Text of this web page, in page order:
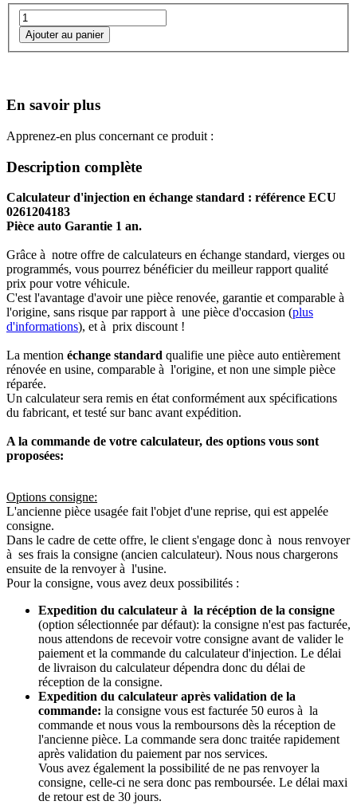
En savoir plus
Apprenez-en plus concernant ce produit :
Description complète
Calculateur d'injection en échange standard : référence ECU
0261204183
Pièce auto Garantie 1 an.
Grâce à notre offre de calculateurs en échange standard, vierges ou
programmés, vous pourrez bénéficier du meilleur rapport qualité
prix pour votre véhicule.
C'est l'avantage d'avoir une pièce renovée, garantie et comparable à
l'origine, sans risque par rapport à une pièce d'occasion (plus
d'informations), et à prix discount !
La mention échange standard qualifie une pièce auto entièrement
rénovée en usine, comparable à l'origine, et non une simple pièce
réparée.
Un calculateur sera remis en état conformément aux spécifications
du fabricant, et testé sur banc avant expédition.
A la commande de votre calculateur, des options vous sont
proposées:
Options consigne:
L'ancienne pièce usagée fait l'objet d'une reprise, qui est appelée
consigne.
Dans le cadre de cette offre, le client s'engage donc à nous renvoyer
à ses frais la consigne (ancien calculateur). Nous nous chargerons
ensuite de la renvoyer à l'usine.
Pour la consigne, vous avez deux possibilités :
Expedition du calculateur à la récéption de la consigne
(option sélectionnée par défaut): la consigne n'est pas facturée,
nous attendons de recevoir votre consigne avant de valider le
paiement et la commande du calculateur d'injection. Le délai
de livraison du calculateur dépendra donc du délai de
réception de la consigne.
Expedition du calculateur après validation de la
commande: la consigne vous est facturée 50 euros à la
commande et nous vous la remboursons dès la réception de
l'ancienne pièce. La commande sera donc traitée rapidement
après validation du paiement par nos services.
Vous avez également la possibilité de ne pas renvoyer la
consigne, celle-ci ne sera donc pas remboursée. Le délai maxi
de retour est de 30 jours.